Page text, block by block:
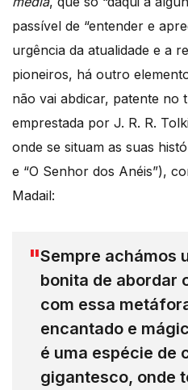
passível de “entender e
urgência da atualidade e a
pioneiros, há outro
não vai abdicar, patente no
emprestada por J. R. R.
onde se situam as suas
e “O Senhor dos Anéis”),
Madail:
Sempre achámos
bonita de abordar
com essa
encantado e
é uma espécie de
gigantesco, onde